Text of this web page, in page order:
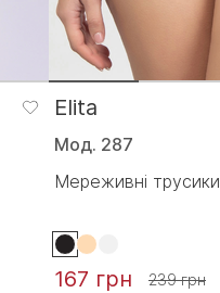
Elita
Мод. 287
Мереживні
167 грн 239 грн